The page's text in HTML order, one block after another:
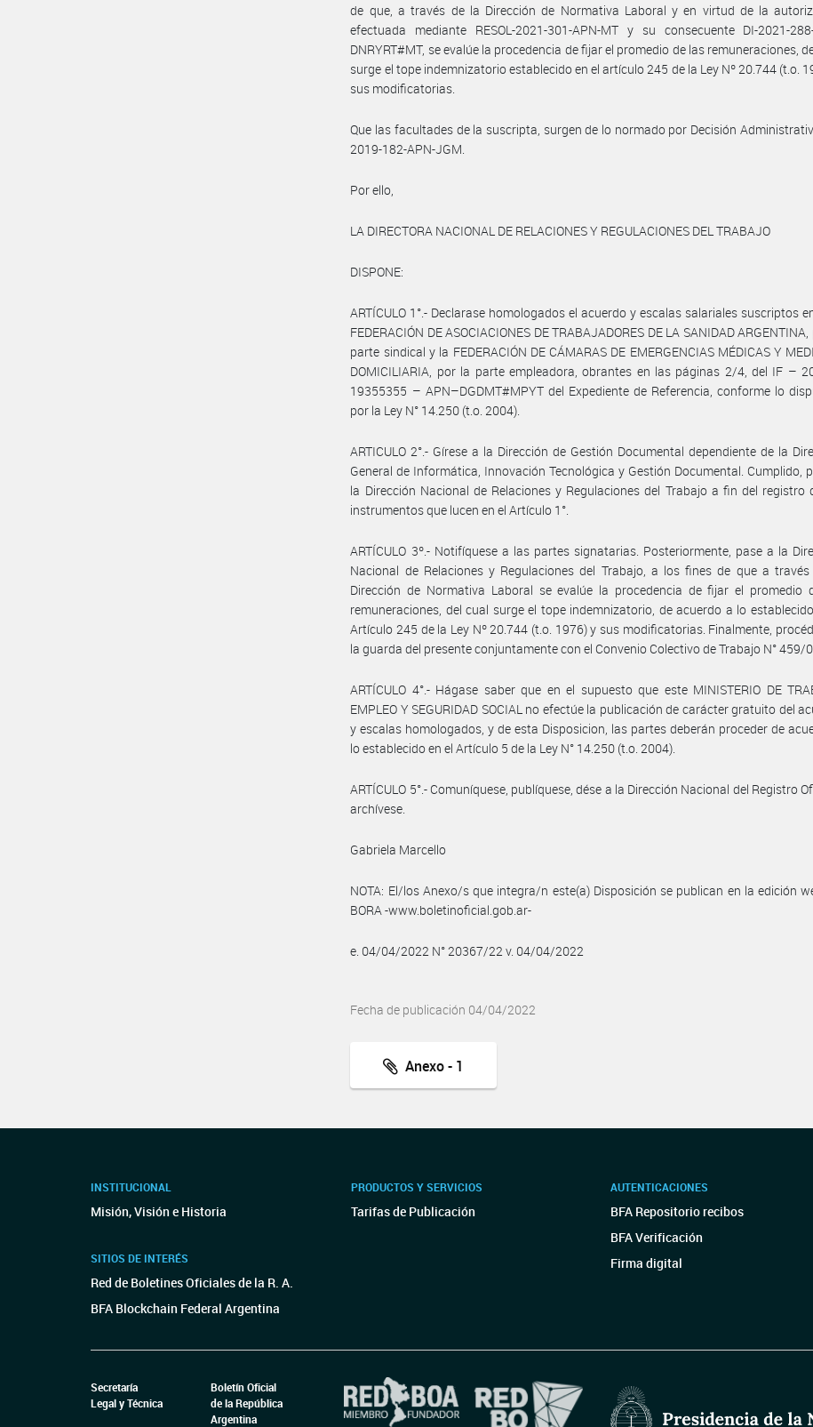
de que, a través de la Dirección de Normativa Laboral y en virtud de la
efectuada mediante RESOL-2021-301-APN-MT y su consecuente DI-2021-
DNRYRT#MT, se evalúe la procedencia de fijar el promedio de las remuneraciones,
surge el tope indemnizatorio establecido en el artículo 245 de la Ley Nº 20.744 (t.o.
sus modificatorias.
Que las facultades de la suscripta, surgen de lo normado por Decisión
2019-182-APN-JGM.
Por ello,
LA DIRECTORA NACIONAL DE RELACIONES Y REGULACIONES DEL TRABAJO
DISPONE:
ARTÍCULO 1°.- Declarase homologados el acuerdo y escalas salariales suscriptos
FEDERACIÓN DE ASOCIACIONES DE TRABAJADORES DE LA SANIDAD
parte sindical y la FEDERACIÓN DE CÁMARAS DE EMERGENCIAS MÉDICAS Y
DOMICILIARIA, por la parte empleadora, obrantes en las páginas 2/4, del IF –
19355355 – APN–DGDMT#MPYT del Expediente de Referencia, conforme lo
por la Ley N° 14.250 (t.o. 2004).
ARTICULO 2°.- Gírese a la Dirección de Gestión Documental dependiente de la
General de Informática, Innovación Tecnológica y Gestión Documental. Cumplido,
la Dirección Nacional de Relaciones y Regulaciones del Trabajo a fin del registro
instrumentos que lucen en el Artículo 1°.
ARTÍCULO 3º.- Notifíquese a las partes signatarias. Posteriormente, pase a la
Nacional de Relaciones y Regulaciones del Trabajo, a los fines de que a
Dirección de Normativa Laboral se evalúe la procedencia de fijar el promedio
remuneraciones, del cual surge el tope indemnizatorio, de acuerdo a lo
Artículo 245 de la Ley Nº 20.744 (t.o. 1976) y sus modificatorias. Finalmente,
la guarda del presente conjuntamente con el Convenio Colectivo de Trabajo N° 459/
ARTÍCULO 4°.- Hágase saber que en el supuesto que este MINISTERIO DE
EMPLEO Y SEGURIDAD SOCIAL no efectúe la publicación de carácter gratuito del
y escalas homologados, y de esta Disposicion, las partes deberán proceder de
lo establecido en el Artículo 5 de la Ley N° 14.250 (t.o. 2004).
ARTÍCULO 5°.- Comuníquese, publíquese, dése a la Dirección Nacional del Registro
archívese.
Gabriela Marcello
NOTA: El/los Anexo/s que integra/n este(a) Disposición se publican en la edición
BORA -www.boletinoficial.gob.ar-
e. 04/04/2022 N° 20367/22 v. 04/04/2022
Fecha de publicación 04/04/2022
Anexo - 1
INSTITUCIONAL
Misión, Visión e Historia
SITIOS DE INTERÉS
Red de Boletines Oficiales de la R. A.
BFA Blockchain Federal Argentina
PRODUCTOS Y SERVICIOS
Tarifas de Publicación
AUTENTICACIONES
BFA Repositorio recibos
BFA Verificación
Firma digital
Secretaría
Legal y Técnica
Boletín Oficial
de la República
Argentina